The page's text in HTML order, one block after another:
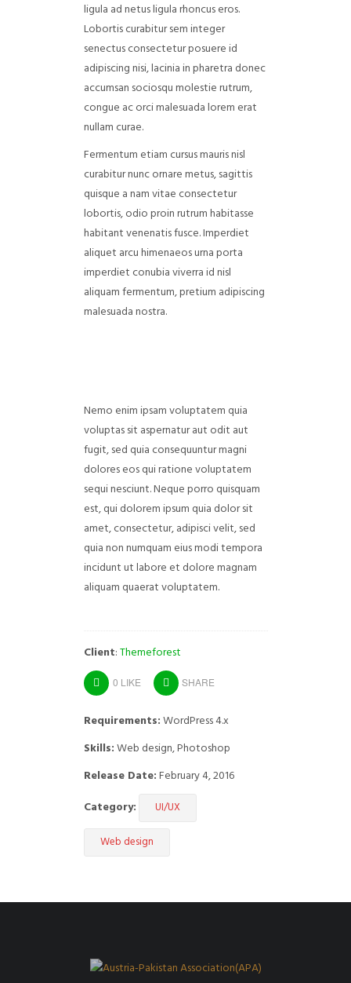
ligula ad netus ligula rhoncus eros.
Lobortis curabitur sem integer
senectus consectetur posuere id
adipiscing nisi, lacinia in pharetra donec
accumsan sociosqu molestie rutrum,
congue ac orci malesuada lorem erat
nullam curae.
Fermentum etiam cursus mauris nisl
curabitur nunc ornare metus, sagittis
quisque a nam vitae consectetur
lobortis, odio proin rutrum habitasse
habitant venenatis fusce. Imperdiet
aliquet arcu himenaeos urna porta
imperdiet conubia viverra id nisl
aliquam fermentum, pretium adipiscing
malesuada nostra.
Nemo enim ipsam voluptatem quia
voluptas sit aspernatur aut odit aut
fugit, sed quia consequuntur magni
dolores eos qui ratione voluptatem
sequi nesciunt. Neque porro quisquam
est, qui dolorem ipsum quia dolor sit
amet, consectetur, adipisci velit, sed
quia non numquam eius modi tempora
incidunt ut labore et dolore magnam
aliquam quaerat voluptatem.
Client:Themeforest
0 LIKE SHARE
Requirements:WordPress 4.x
Skills:Web design, Photoshop
Release Date:February 4, 2016
Category:
UI/UX
Web design